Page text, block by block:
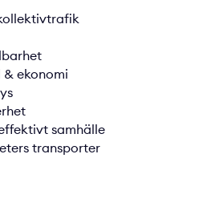
ekonomi
samhälle
transporter